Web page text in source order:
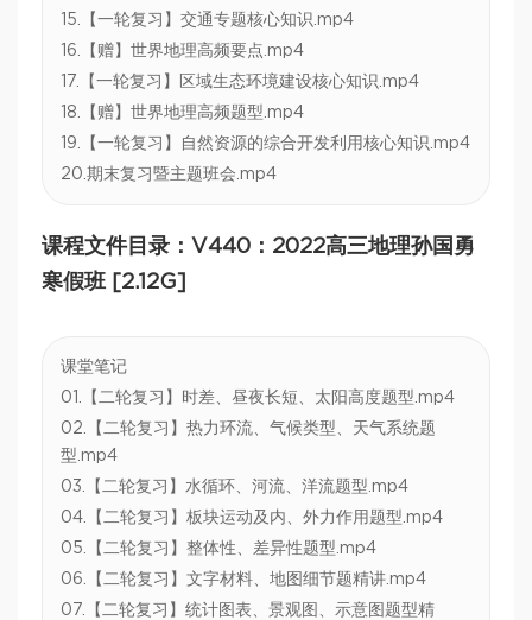
15.【一轮复习】交通专题核心知识.mp4
16.【赠】世界地理高频要点.mp4
17.【一轮复习】区域生态环境建设核心知识.mp4
18.【赠】世界地理高频题型.mp4
19.【一轮复习】自然资源的综合开发利用核心知识.mp4
20.期末复习暨主题班会.mp4
课程文件目录：V440：2022高三地理孙国勇
寒假班 [2.12G]
课堂笔记
01.【二轮复习】时差、昼夜长短、太阳高度题型.mp4
02.【二轮复习】热力环流、气候类型、天气系统题
型.mp4
03.【二轮复习】水循环、河流、洋流题型.mp4
04.【二轮复习】板块运动及内、外力作用题型.mp4
05.【二轮复习】整体性、差异性题型.mp4
06.【二轮复习】文字材料、地图细节题精讲.mp4
07.【二轮复习】统计图表、景观图、示意图题型精